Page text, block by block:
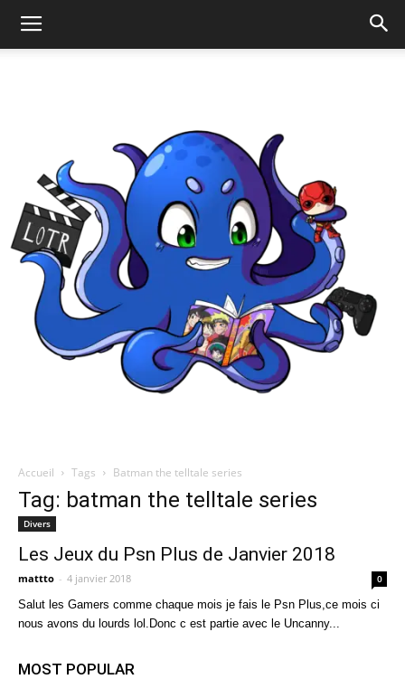
Quatregeek
Accueil Tags Batman the telltale series
Tag: batman the telltale series
Divers
Les Jeux du Psn Plus de Janvier 2018
mattto - 4 janvier 2018 0
Salut les Gamers comme chaque mois je fais le Psn Plus,ce mois ci
nous avons du lourds lol.Donc c est partie avec le Uncanny...
MOST POPULAR